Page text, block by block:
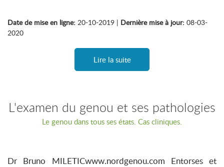
Date de mise en ligne: 20-10-2019 | Dernière mise à jour: 08-03-
2020
Lire la suite
L'examen du genou et ses pathologies
Le genou dans tous ses états. Cas cliniques.
Dr Bruno MILETICwww.nordgenou.com Entorses et